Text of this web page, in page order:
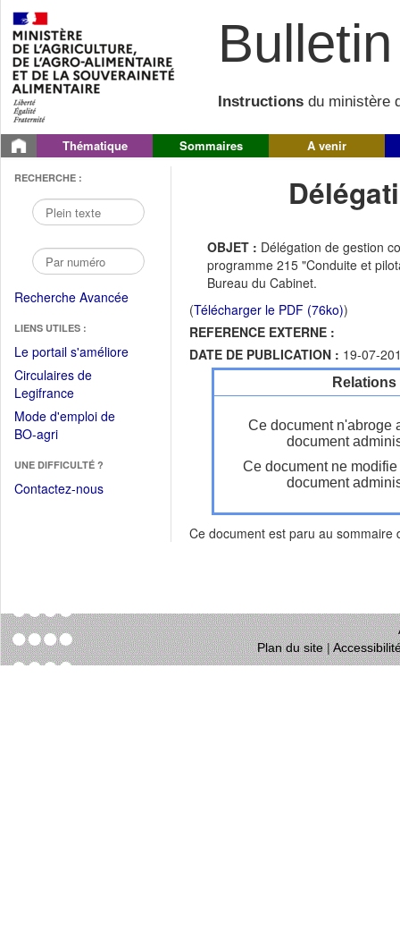
Instructions du ministère
Thématique Sommaires A venir
RECHERCHE :
Recherche Avancée
LIENS UTILES :
Le portail s'améliore(Fichier
Circulaires de
Legifrance(Ouvrir
dans
une
fenêtre)
Mode d'emploi de
BO-agri(Ouvrir
une
nouvelle
UNE DIFFICULTÉ ?
Contactez-nous
OBJET : Délégation de gestion
programme 215 "Conduite et
Bureau du Cabinet.
(Télécharger le PDF (76ko))
REFERENCE EXTERNE :
DATE DE PUBLICATION : 19-07-
Ce document n'abroge
document
Ce document ne
document
Ce document est paru au sommaire
Plan du site|